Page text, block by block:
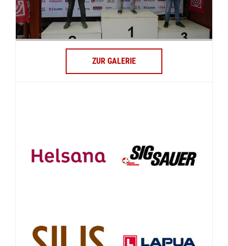
ZUR GALERIE